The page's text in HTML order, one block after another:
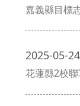
嘉義縣目標
2025-05-24
花蓮縣2校